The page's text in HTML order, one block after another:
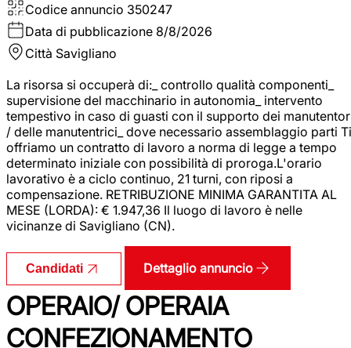
Codice annuncio 350247
Data di pubblicazione 8/8/2026
Città Savigliano
La risorsa si occuperà di:_ controllo qualità componenti_
supervisione del macchinario in autonomia_ intervento
tempestivo in caso di guasti con il supporto dei
/ delle manutentrici_ dove necessario assemblaggio parti Ti
offriamo un contratto di lavoro a norma di legge a tempo
determinato iniziale con possibilità di proroga.L'orario
lavorativo è a ciclo continuo, 21 turni, con riposi a
compensazione. RETRIBUZIONE MINIMA GARANTITA AL
MESE (LORDA): € 1.947,36 Il luogo di lavoro è nelle
vicinanze di Savigliano (CN).
Candidati Dettaglio annuncio
OPERAIO/ OPERAIA
CONFEZIONAMENTO